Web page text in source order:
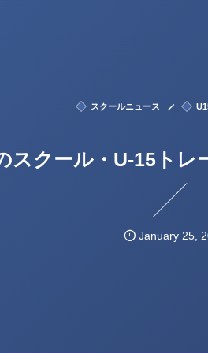
スクールニュース
スクール・U-15トレ
January 25,